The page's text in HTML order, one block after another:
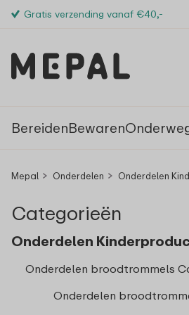
Gratis verzending vanaf €40,-
BereidenBewaren
Mepal Onderdelen Onderdelen
Categorieën
Onderdelen
Onderdelen broodtrommels
Onderdelen